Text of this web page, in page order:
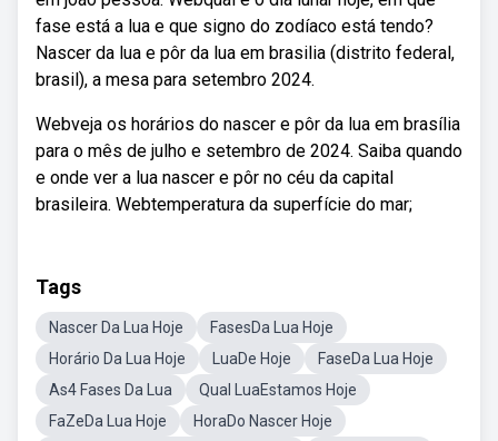
fase está a lua e que signo do zodíaco está tendo?
Nascer da lua e pôr da lua em brasilia (distrito federal,
brasil), a mesa para setembro 2024.
Webveja os horários do nascer e pôr da lua em brasília
para o mês de julho e setembro de 2024. Saiba quando
e onde ver a lua nascer e pôr no céu da capital
brasileira. Webtemperatura da superfície do mar;
Tags
Nascer Da Lua Hoje
FasesDa Lua Hoje
Horário Da Lua Hoje
LuaDe Hoje
FaseDa Lua Hoje
As4 Fases Da Lua
Qual LuaEstamos Hoje
FaZeDa Lua Hoje
HoraDo Nascer Hoje